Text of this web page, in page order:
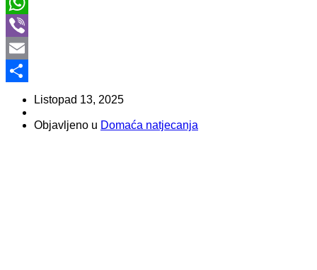
WhatsApp
Viber
Email
Share
Listopad 13, 2025
Objavljeno u Domaća natjecanja